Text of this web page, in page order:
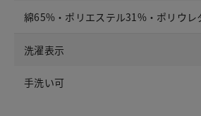
綿65%・ポリエステル31%・ポリウレ
洗濯表示
手洗い可